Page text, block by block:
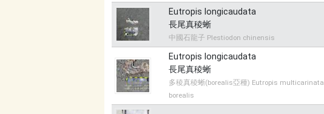
Eutropis longicaudata
長尾真稜蜥
中國石龍子 Plestiodon chinensis
Eutropis longicaudata
長尾真稜蜥
多稜真稜蜥(borealis亞種) Eutropis multicarinata
borealis